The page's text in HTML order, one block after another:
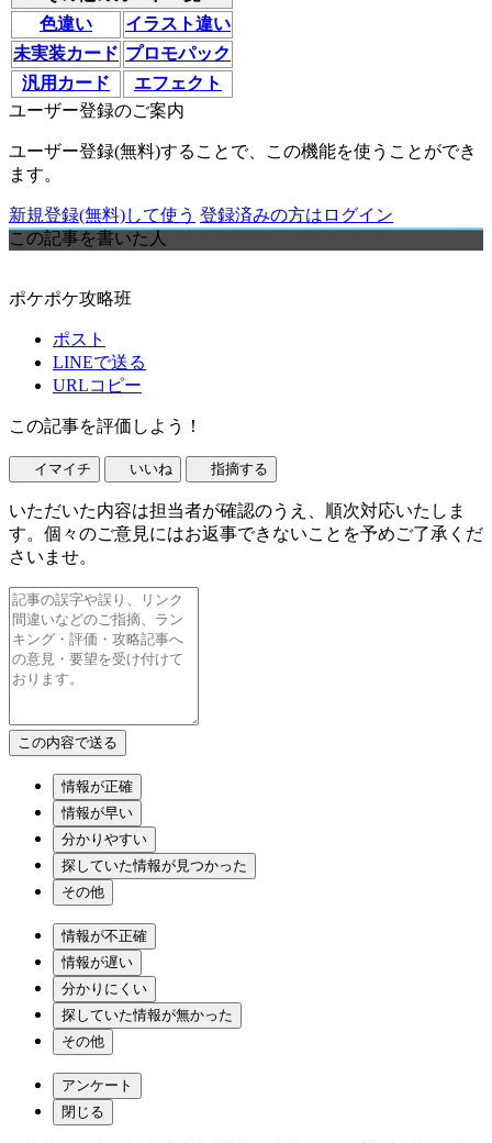
色違い
イラスト違い
未実装カード プロモパック
汎用カード
エフェクト
ユーザー登録のご案内
ユーザー登録(無料)することで、この機能を使うことができ
ます。
新規登録(無料)して使う 登録済みの方はログイン
この記事を書いた人
ポケポケ攻略班
ポスト
LINEで送る
URLコピー
この記事を評価しよう！
イマイチ いいね 指摘する
いただいた内容は担当者が確認のうえ、順次対応いたしま
す。個々のご意見にはお返事できないことを予めご了承くだ
さいませ。
情報が正確
情報が早い
分かりやすい
探していた情報が見つかった
その他
情報が不正確
情報が遅い
分かりにくい
探していた情報が無かった
その他
アンケート
閉じる